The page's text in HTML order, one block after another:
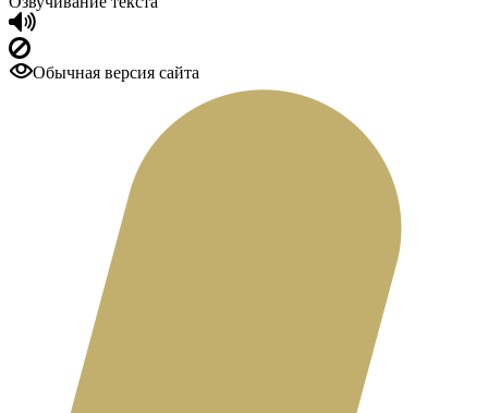
Обычная версия сайта